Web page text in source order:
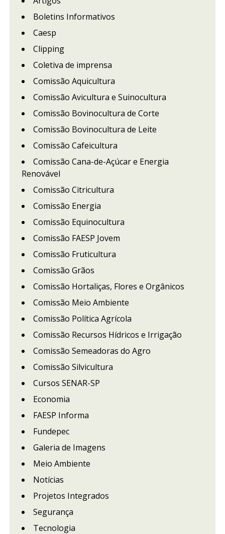
Boletins Informativos
Caesp
Clipping
Coletiva de imprensa
Comissão Aquicultura
Comissão Avicultura e Suinocultura
Comissão Bovinocultura de Corte
Comissão Bovinocultura de Leite
Comissão Cafeicultura
Comissão Cana-de-Açúcar e Energia
Renovável
Comissão Citricultura
Comissão Energia
Comissão Equinocultura
Comissão FAESP Jovem
Comissão Fruticultura
Comissão Grãos
Comissão Hortaliças, Flores e Orgânicos
Comissão Meio Ambiente
Comissão Política Agrícola
Comissão Recursos Hídricos e Irrigação
Comissão Semeadoras do Agro
Comissão Silvicultura
Cursos SENAR-SP
Economia
FAESP Informa
Fundepec
Galeria de Imagens
Meio Ambiente
Notícias
Projetos Integrados
Segurança
Tecnologia